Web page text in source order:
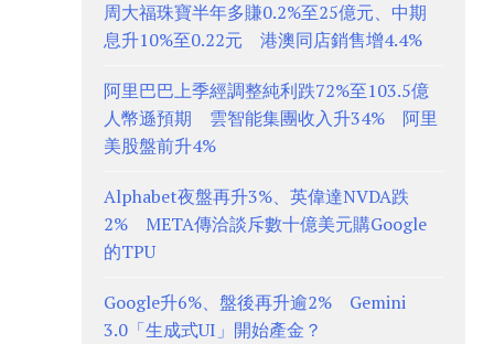
周大福珠寶半年多賺0.2%至25億元、中期
息升10%至0.22元 港澳同店銷售增4.4%
阿里巴巴上季經調整純利跌72%至103.5億
人幣遜預期 雲智能集團收入升34% 阿里
美股盤前升4%
Alphabet夜盤再升3%、英偉達NVDA跌
2% META傳洽談斥數十億美元購Google
的TPU
Google升6%、盤後再升逾2% Gemini
3.0「生成式UI」開始產金？